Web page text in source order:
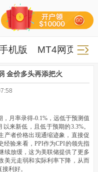
机版 MT4网页版
金价多头再添把火
月率录得-0.1%，远低于预测值
来新低，且低于预期的3.3%。
产者价格出现通缩迹象，直接促
经验来看，PPI作为CPI的领先指
续放缓，这为美联储提供了更多
美元走弱和实际利率下降，从而
利好。